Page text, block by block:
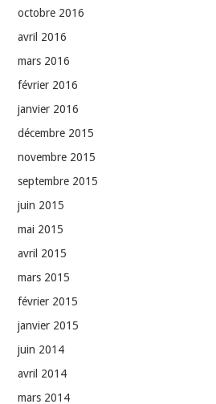
octobre 2016
avril 2016
mars 2016
février 2016
janvier 2016
décembre 2015
novembre 2015
septembre 2015
juin 2015
mai 2015
avril 2015
mars 2015
février 2015
janvier 2015
juin 2014
avril 2014
mars 2014